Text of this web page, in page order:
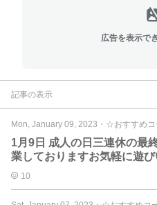
広告を表示で
記事の表示
Mon, January 09, 2023 ・ ☆おすすめ
1月9日 成人の日三連休の最
業しておりますお気軽に遊
10